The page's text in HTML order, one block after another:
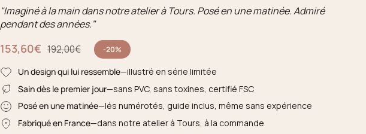
"Imaginé à la main dans notre atelier à Tours. Posé en une matinée. Admiré
pendant des années."
153,60€
Prix régulier 192,00€ -20%
Un design qui lui ressemble—illustré en série limitée
Sain dès le premier jour—sans PVC, sans toxines, certifié FSC
Posé en une matinée—lés numérotés, guide inclus, même sans expérience
Fabriqué en France—dans notre atelier à Tours, à la commande